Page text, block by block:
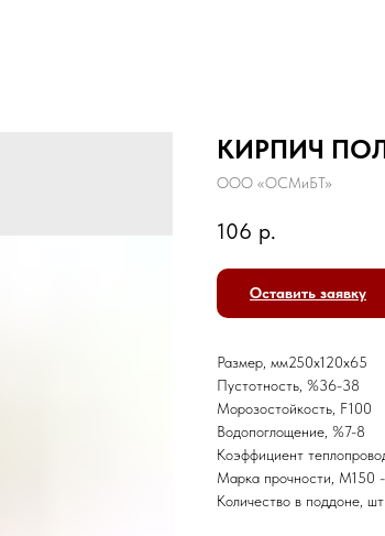
КИРПИЧ
ООО «ОСМиБТ»
106 р.
Оставить заявку
Размер, мм250х120х65
Пустотность, %36-38
Морозостойкость, F100
Водопоглощение, %7-8
Коэффициент
Марка прочности, М150
Количество в поддоне,